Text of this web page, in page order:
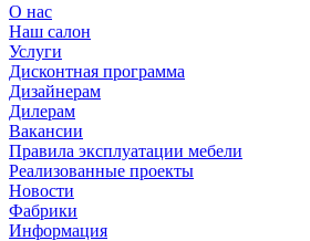
О нас
Наш салон
Услуги
Дисконтная программа
Дизайнерам
Дилерам
Вакансии
Правила эксплуатации мебели
Реализованные проекты
Новости
Фабрики
Информация